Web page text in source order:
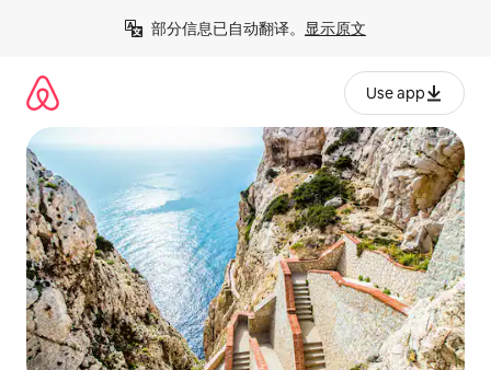
部分信息已自动翻译。 显示原文
Use app